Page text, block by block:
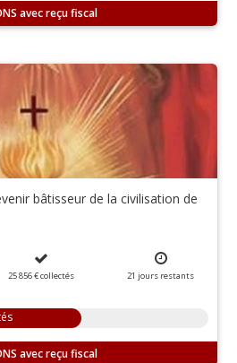
bâtisseur de la civilisation de
25 856 €collectés 21 jours restants